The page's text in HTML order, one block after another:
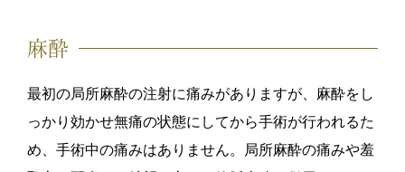
麻酔
最初の局所麻酔の注射に痛みがありますが、麻酔をし
っかり効かせ無痛の状態にしてから手術が行われるた
め、手術中の痛みはありません。局所麻酔の痛みや羞